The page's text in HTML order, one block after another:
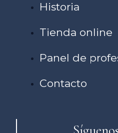
Historia
Tienda online
Panel de
Contacto